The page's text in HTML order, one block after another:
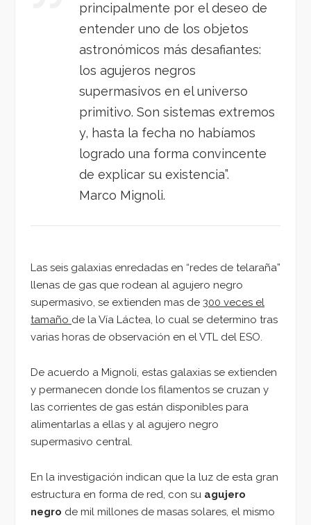
principalmente por el deseo de
entender uno de los objetos
astronómicos más desafiantes:
los agujeros negros
supermasivos en el universo
primitivo. Son sistemas extremos
y, hasta la fecha no habíamos
logrado una forma convincente
de explicar su existencia”.
Marco Mignoli.
Las seis galaxias enredadas en “redes de telaraña”
llenas de gas que rodean al agujero negro
supermasivo, se extienden mas de 300 veces el
tamaño de la Vía Láctea, lo cual se determino tras
varias horas de observación en el VTL del ESO.
De acuerdo a Mignoli, estas galaxias se extienden
y permanecen donde los filamentos se cruzan y
las corrientes de gas están disponibles para
alimentarlas a ellas y al agujero negro
supermasivo central.
En la investigación indican que la luz de esta gran
estructura en forma de red, con su agujero
negro de mil millones de masas solares, el mismo